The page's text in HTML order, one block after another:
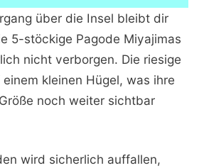
über die Insel bleibt dir
5-stöckige Pagode Miyajimas
nicht verborgen. Die riesige
kleinen Hügel, was ihre
noch weiter sichtbar
wird sicherlich auffallen,